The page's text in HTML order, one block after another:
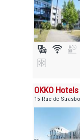
OKKO
15 Rue de